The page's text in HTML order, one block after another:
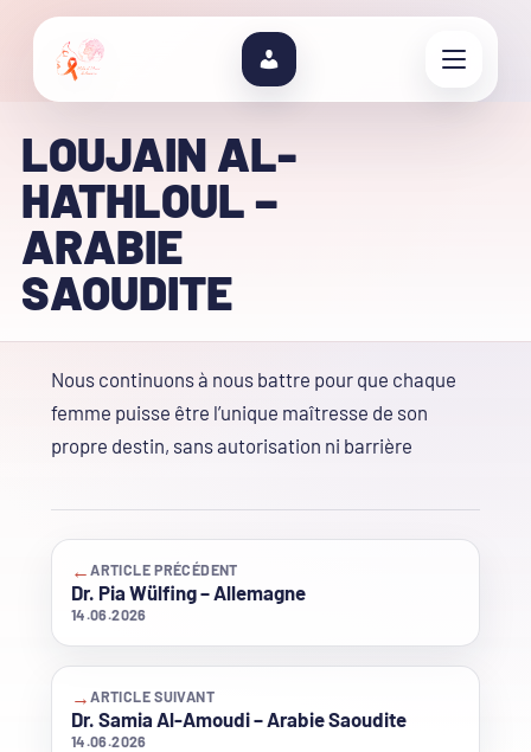
LOUJAIN AL-
HATHLOUL –
ARABIE
SAOUDITE
Nous continuons à nous battre pour que chaque
femme puisse être l’unique maîtresse de son
propre destin, sans autorisation ni barrière
←ARTICLE PRÉCÉDENT
Dr. Pia Wülfing – Allemagne
14.06.2026
→ARTICLE SUIVANT
Dr. Samia Al-Amoudi – Arabie Saoudite
14.06.2026